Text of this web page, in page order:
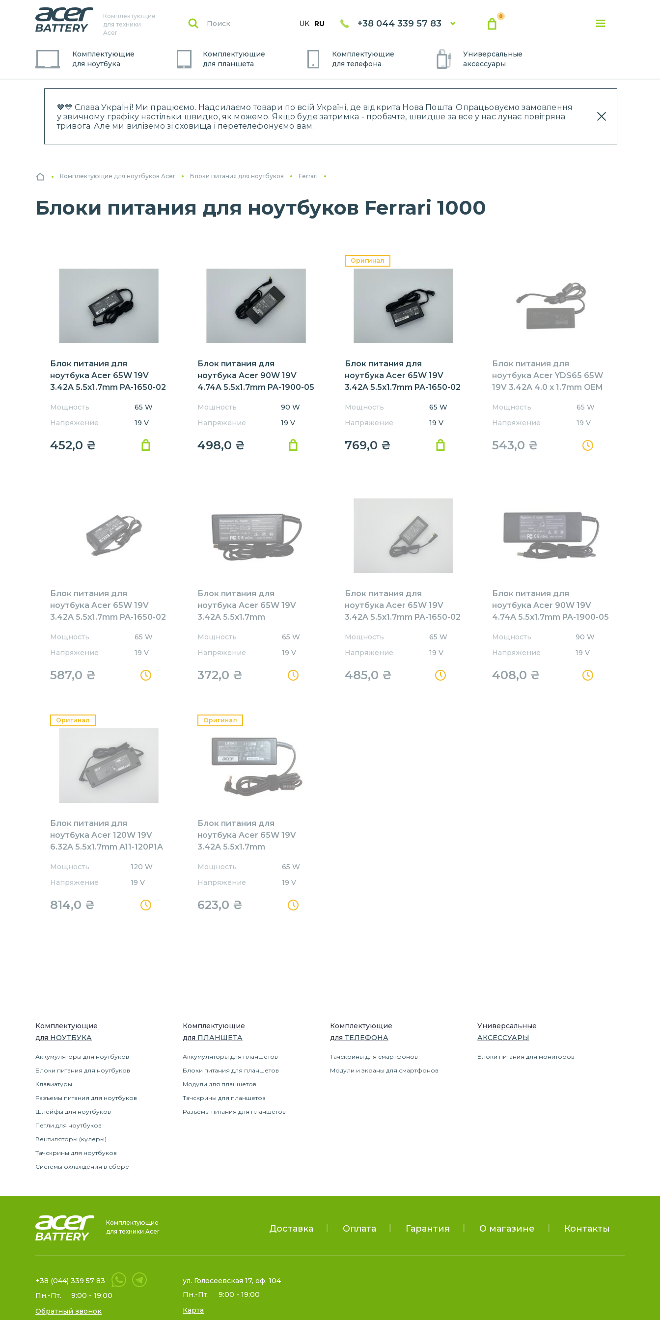
💙💛 Слава УкраЇні! Ми працюємо. Надсилаємо товари по всій Україні, де відкрита Нова Пошта. Опрацьовуємо замовлення
у звичному графіку настільки швидко, як можемо. Якщо буде затримка - пробачте, швидше за все у нас лунає повітряна
тривога. Але ми виліземо зі сховища і перетелефонуємо вам.
Комплектующие
для техники
Acer
UK RU +38 044 339 57 83
0
Комплектующие
для ноутбука
Комплектующие
для планшета
Комплектующие
для телефона
Универсальные
аксессуары
Комплектующие для ноутбуков Acer Блоки питания для ноутбуков Ferrari
Блоки питания для ноутбуков Ferrari 1000
Блок питания для
ноутбука Acer 65W 19V
3.42A 5.5x1.7mm PA-1650-02
Мощность
65 W
Напряжение
19 V
452,0 ₴
Блок питания для
ноутбука Acer 90W 19V
4.74A 5.5x1.7mm PA-1900-05
Мощность
90 W
Напряжение
19 V
498,0 ₴
Оригинал
Блок питания для
ноутбука Acer 65W 19V
3.42A 5.5x1.7mm PA-1650-02
Мощность
65 W
Напряжение
19 V
769,0 ₴
Блок питания для
ноутбука Acer YDS65 65W
19V 3.42A 4.0 x 1.7mm OEM
Мощность
65 W
Напряжение
19 V
543,0 ₴
Блок питания для
ноутбука Acer 65W 19V
3.42A 5.5x1.7mm PA-1650-02
Мощность
65 W
Напряжение
19 V
587,0 ₴
Блок питания для
ноутбука Acer 65W 19V
3.42A 5.5x1.7mm
REPLACEMENT
Мощность
65 W
Напряжение
19 V
372,0 ₴
Блок питания для
ноутбука Acer 65W 19V
3.42A 5.5x1.7mm PA-1650-02
Мощность
65 W
Напряжение
19 V
485,0 ₴
Блок питания для
ноутбука Acer 90W 19V
4.74A 5.5x1.7mm PA-1900-05
Мощность
90 W
Напряжение
19 V
408,0 ₴
Оригинал
Блок питания для
ноутбука Acer 120W 19V
6.32A 5.5x1.7mm A11-120P1A
Мощность
120 W
Напряжение
19 V
814,0 ₴
Оригинал
Блок питания для
ноутбука Acer 65W 19V
3.42A 5.5x1.7mm
Мощность
65 W
Напряжение
19 V
623,0 ₴
Комплектующие
для НОУТБУКА
Аккумуляторы для ноутбуков
Блоки питания для ноутбуков
Клавиатуры
Разъемы питания для ноутбуков
Шлейфы для ноутбуков
Петли для ноутбуков
Вентиляторы (кулеры)
Тачскрины для ноутбуков
Системы охлаждения в сборе
Комплектующие
для ПЛАНШЕТА
Аккумуляторы для планшетов
Блоки питания для планшетов
Модули для планшетов
Тачскрины для планшетов
Разъемы питания для планшетов
Комплектующие
для ТЕЛЕФОНА
Тачскрины для смартфонов
Модули и экраны для смартфонов
Универсальные
АКСЕССУАРЫ
Блоки питания для мониторов
Комплектующие
для техники Acer
Доставка Оплата Гарантия О магазине Контакты
+38 (044) 339 57 83
Пн.-Пт.
9:00 - 19:00
Обратный звонок
ул. Голосеевская 17, оф. 104
Пн.-Пт.
9:00 - 19:00
Карта